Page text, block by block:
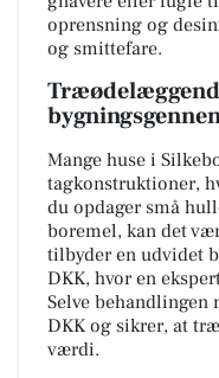
oprensning og
og smittefare.
Mange huse i
tagkonstruktioner,
du opdager små
boremel, kan det
tilbyder en udvidet
DKK, hvor en
Selve
DKK og sikrer, at
værdi.